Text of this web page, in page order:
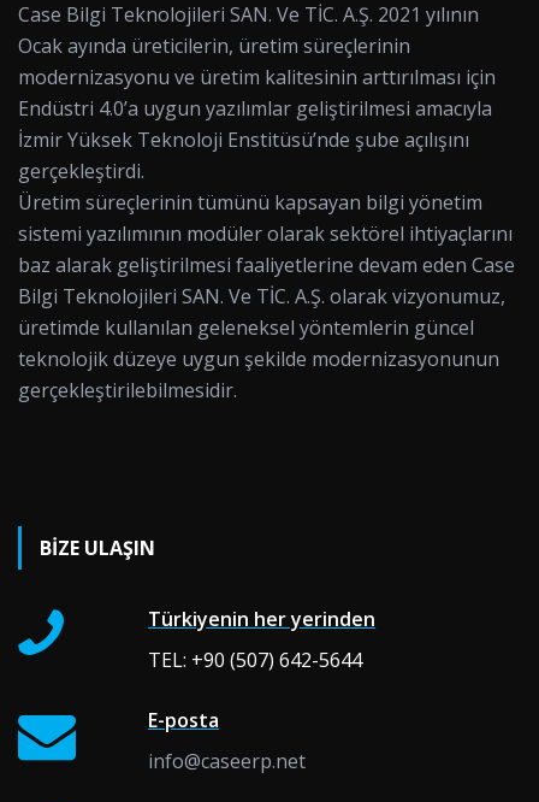
Case Bilgi Teknolojileri SAN. Ve TİC. A.Ş. 2021 yılının
Ocak ayında üreticilerin, üretim süreçlerinin
modernizasyonu ve üretim kalitesinin arttırılması için
Endüstri 4.0’a uygun yazılımlar geliştirilmesi amacıyla
İzmir Yüksek Teknoloji Enstitüsü’nde şube açılışını
gerçekleştirdi.
Üretim süreçlerinin tümünü kapsayan bilgi yönetim
sistemi yazılımının modüler olarak sektörel ihtiyaçlarını
baz alarak geliştirilmesi faaliyetlerine devam eden Case
Bilgi Teknolojileri SAN. Ve TİC. A.Ş. olarak vizyonumuz,
üretimde kullanılan geleneksel yöntemlerin güncel
teknolojik düzeye uygun şekilde modernizasyonunun
gerçekleştirilebilmesidir.
BİZE ULAŞIN
Türkiyenin her yerinden
TEL: +90 (507) 642-5644
E-posta
info@caseerp.net